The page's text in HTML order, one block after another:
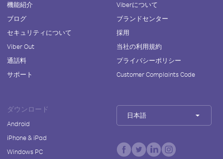
機能紹介
ブログ
セキュリティについて
Viber Out
通話料
サポート
Viberについて
ブランドセンター
採用
当社の利用規約
プライバシーポリシー
Customer Complaints Code
ダウンロード
Android
iPhone & iPad
Windows PC
日本語